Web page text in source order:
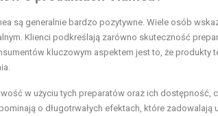
są generalnie bardzo pozytywne. Wiele osób
Klienci podkreślają zarówno skuteczność
kluczowym aspektem jest to, że produkty
w użyciu tych preparatów oraz ich dostępność,
o długotrwałych efektach, które zadowalają